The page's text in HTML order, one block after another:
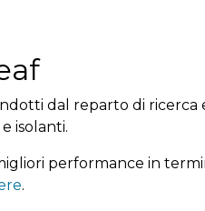
dal reparto di ricerca
isolanti.
performance in
.